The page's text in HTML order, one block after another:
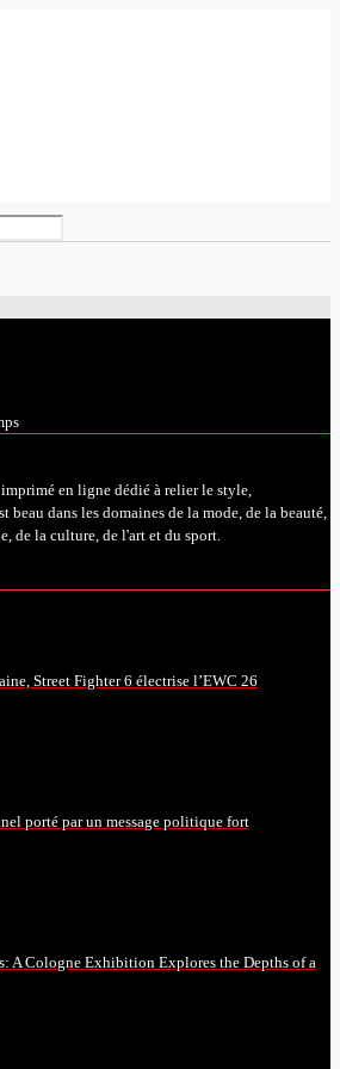
en ligne dédié à relier le style,
dans les domaines de la mode, de la beauté,
de la culture, de l'art et du sport.
Street Fighter 6 électrise l’EWC 26
porté par un message politique fort
A Cologne Exhibition Explores the Depths of a